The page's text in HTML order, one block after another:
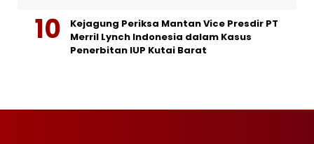
Kejagung Periksa Mantan Vice Presdir PT
Merril Lynch Indonesia dalam Kasus
Penerbitan IUP Kutai Barat